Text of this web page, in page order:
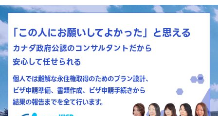
「この人にお願いしてよかった」と思える
カナダ政府公認のコンサルタントだから
安心して任せられる
個人では難解な永住権取得のためのプラン設計、
ビザ申請準備、書類作成、ビザ申請手続きから
結果の報告までを全て行います。